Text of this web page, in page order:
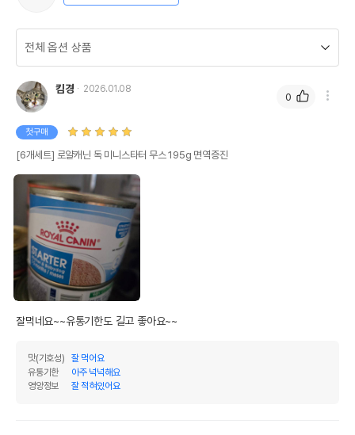
킴경 2026.01.08
첫구매
[6개세트] 로얄캐닌 독 미니스타터 무스 195g 면역증진
잘먹네요~~유통기한도 길고 좋아요~~
맛(기호성)
잘 먹어요
유통기한
아주 넉넉해요
영양정보
잘 적혀있어요
0